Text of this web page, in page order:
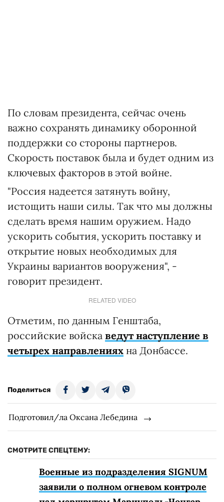
По словам президента, сейчас очень
важно сохранять динамику оборонной
поддержки со стороны партнеров.
Скорость поставок была и будет одним из
ключевых факторов в этой войне.
"Россия надеется затянуть войну,
истощить наши силы. Так что мы должны
сделать время нашим оружием. Надо
ускорить события, ускорить поставку и
открытие новых необходимых для
Украины вариантов вооружения", -
говорит президент.
RELATED VIDEO
Отметим, по данным Генштаба,
российские войска ведут наступление в
четырех направлениях на Донбассе.
Поделиться
Подготовил/ла Оксана Лебедина
СМОТРИТЕ СПЕЦТЕМУ:
Военные из подразделения SIGNUM
заявили о полном огневом контроле